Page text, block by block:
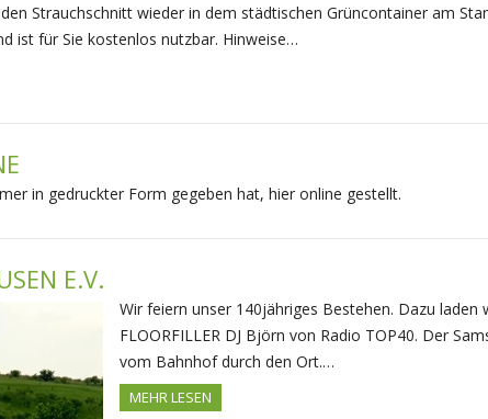
Strauchschnitt wieder in dem städtischen Grüncontainer am
ist für Sie kostenlos nutzbar. Hinweise…
in gedruckter Form gegeben hat, hier online gestellt.
E.V.
Wir feiern unser 140jähriges Bestehen. Dazu
FLOORFILLER DJ Björn von Radio TOP40. Der
vom Bahnhof durch den Ort.…
MEHR LESEN